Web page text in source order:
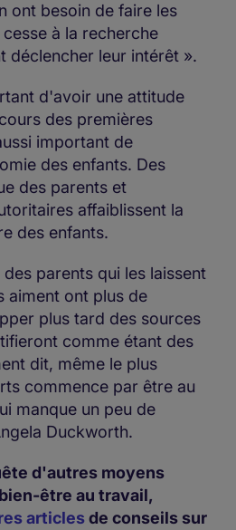
ont besoin de faire les
à la recherche
déclencher leur intérêt ».
d'avoir une attitude
des premières
important de
des enfants. Des
des parents et
affaiblissent la
des enfants.
parents qui les laissent
aiment ont plus de
plus tard des sources
comme étant des
dit, même le plus
commence par être au
manque un peu de
Duckworth.
d'autres moyens
être au travail,
articlesde conseils sur